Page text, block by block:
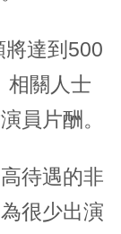
達到500
相關人士
員片酬。
待遇的非
很少出演